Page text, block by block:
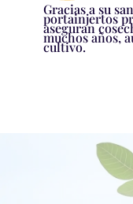
Gracias a su
portainjertos
aseguran
muchos años,
cultivo.